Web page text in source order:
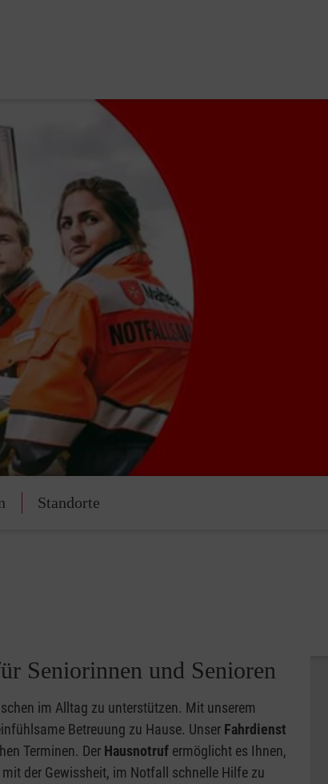
Standorte
Seniorinnen und Senioren
im Alltag zu unterstützen. Mit unserem
Betreuung zu Hause. Unser Fahrdienst
Terminen. Der Hausnotruf ermöglicht es Ihnen,
der Gewissheit, im Notfall schnelle Hilfe zu